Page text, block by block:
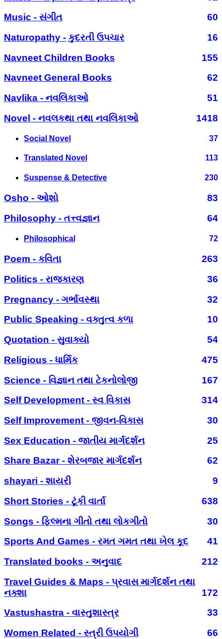
Music - સંગીત
60
Naturopathy - કુદરતી ઉપચાર
16
Navneet Children Books
155
Navneet General Books
62
Navlika - નવલિકાઓ
51
Novel - નવલકથા તથા નવલિકાઓ
1418
Social Novel 37
Translated Novel 113
Suspense & Detective 230
Osho - ઓશો
83
Philosophy - તત્ત્વજ્ઞાન
64
Philosophical 72
Poem - કવિતા
263
Politics - રાજકારણ
36
Pregnancy - ગર્ભાવસ્થા
32
Public Speaking - વક્તુત્વ કળા
10
Quotation - સુવાક્યો
54
Religious - ધાર્મિક
475
Science - વિજ્ઞાન તથા ટેકનોલોજી
167
Self Development - સ્વ વિકાસ
314
Self Improvement - જીવન-વિકાસ
30
Sex Education - જાતીય માર્ગદર્શન
25
Share Bazar - શેરબજાર માર્ગદર્શન
62
shayari - શાયરી
9
Short Stories - ટૂંકી વાર્તા
638
Songs - ફિલ્મના ગીતો તથા લોકગીતો
30
Sports And Games - રમત ગમત તથા ખેલ કૂદ
41
Translated books - અનુવાદ
212
Travel Guides & Maps - પ્રવાસ માર્ગદર્શન તથા
નક્શા
172
Vastushastra - વાસ્તુશાસ્ત્ર
33
Women Related - સ્ત્રી ઉપયોગી
66